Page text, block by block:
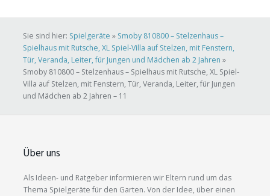
Sie sind hier: Spielgeräte » Smoby 810800 – Stelzenhaus –
Spielhaus mit Rutsche, XL Spiel-Villa auf Stelzen, mit Fenstern,
Tür, Veranda, Leiter, für Jungen und Mädchen ab 2 Jahren »
Smoby 810800 – Stelzenhaus – Spielhaus mit Rutsche, XL Spiel-
Villa auf Stelzen, mit Fenstern, Tür, Veranda, Leiter, für Jungen
und Mädchen ab 2 Jahren – 11
Über uns
Als Ideen- und Ratgeber informieren wir Eltern rund um das
Thema Spielgeräte für den Garten. Von der Idee, über einen